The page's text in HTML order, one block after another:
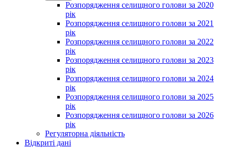
Розпорядження селищного голови за 2020
рік
Розпорядження селищного голови за 2021
рік
Розпорядження селищного голови за 2022
рік
Розпорядження селищного голови за 2023
рік
Розпорядження селищного голови за 2024
рік
Розпорядження селищного голови за 2025
рік
Розпорядження селищного голови за 2026
рік
Регуляторна діяльність
Відкриті дані